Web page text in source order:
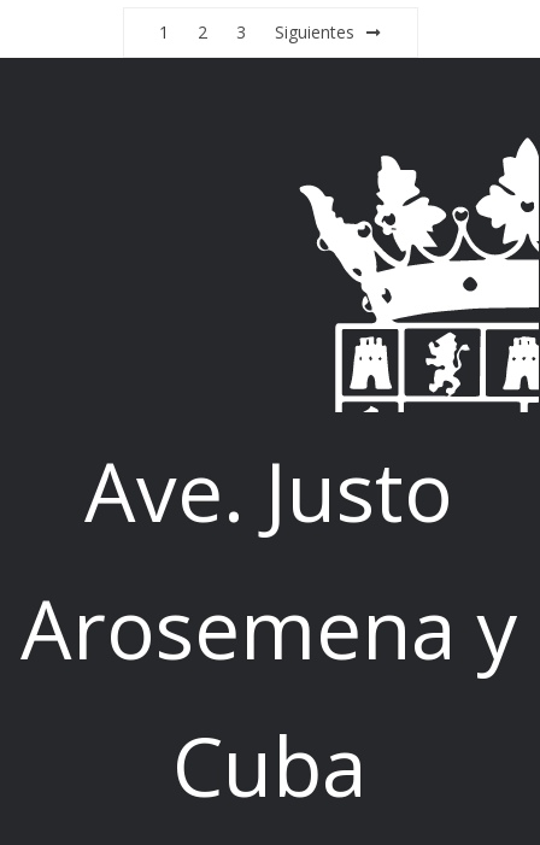
1 2 3 Siguientes
Ave. Justo
Arosemena y
Cuba